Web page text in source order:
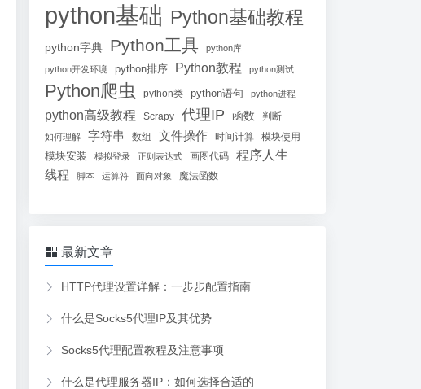
python基础 Python基础教程
python字典 Python工具 python库
python开发环境 python排序 Python教程 python测试
Python爬虫 python类 python语句 python进程
python高级教程 Scrapy 代理IP 函数 判断
如何理解 字符串 数组 文件操作 时间计算 模块使用
模块安装 模拟登录 正则表达式 画图代码 程序人生
线程 脚本 运算符 面向对象 魔法函数
最新文章
HTTP代理设置详解：一步步配置指南
什么是Socks5代理IP及其优势
Socks5代理配置教程及注意事项
什么是代理服务器IP：如何选择合适的